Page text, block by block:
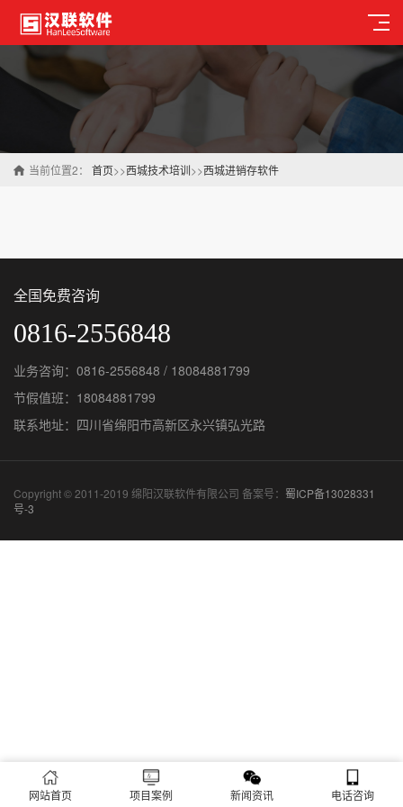
当前位置2： 首页>>西城技术培训>>西城进销存软件
全国免费咨询
0816-2556848
业务咨询：0816-2556848 / 18084881799
节假值班：18084881799
联系地址：四川省绵阳市高新区永兴镇弘光路
Copyright © 2011-2019 绵阳汉联软件有限公司 备案号： 蜀ICP备13028331
号-3
网站首页 项目案例 新闻资讯 电话咨询